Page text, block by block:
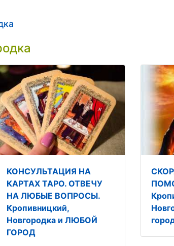
КОНСУЛЬТАЦИЯ НА
КАРТАХ ТАРО. ОТВЕЧУ
НА ЛЮБЫЕ ВОПРОСЫ.
Кропивницкий,
Новгородка и ЛЮБОЙ
ГОРОД